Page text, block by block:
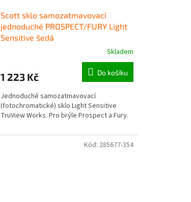
Scott sklo samozatmavovací
jednoduché PROSPECT/FURY Light
Sensitive šedá
Skladem
1 223 Kč Do košíku
Jednoduché samozatmavovací
(fotochromatické) sklo Light Sensitive
TruView Works. Pro brýle Prospect a Fury.
Kód: 285677-354